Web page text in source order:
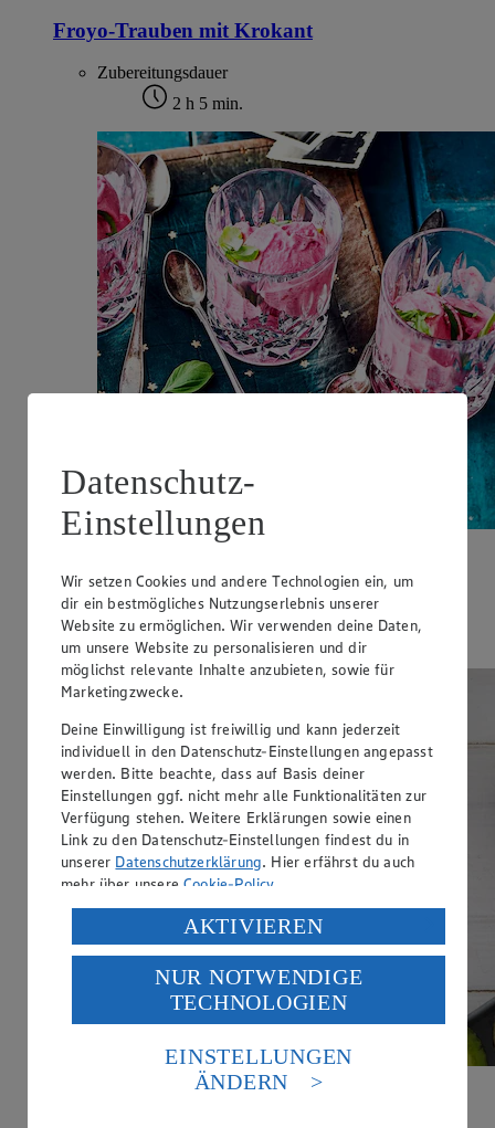
Froyo-Trauben mit Krokant
Zubereitungsdauer
2 h 5 min.
Zubereitungsdauer
10 min.
Datenschutz-
Einstellungen
Wir setzen Cookies und andere Technologien ein, um
dir ein bestmögliches Nutzungserlebnis unserer
Website zu ermöglichen. Wir verwenden deine Daten,
um unsere Website zu personalisieren und dir
möglichst relevante Inhalte anzubieten, sowie für
Marketingzwecke.
Deine Einwilligung ist freiwillig und kann jederzeit
individuell in den Datenschutz-Einstellungen angepasst
werden. Bitte beachte, dass auf Basis deiner
Einstellungen ggf. nicht mehr alle Funktionalitäten zur
Verfügung stehen. Weitere Erklärungen sowie einen
Link zu den Datenschutz-Einstellungen findest du in
unserer Datenschutzerklärung. Hier erfährst du auch
mehr über unsereCookie-Policy.
Verarbeitung deiner personenbezogenen Daten in den
USA durch Facebook und YouTube:
Wenn du auf „Aktivieren“ klickst, willigst du im Sinne
des Art. 49 Abs. 1 Satz 1 lit. a) DSGVO ein, dass deine
Daten in den USA verarbeitet werden. Der EuGH sieht
die USA als Land mit einem nach europäischen
Standards nicht angemessenen Datenschutzniveau an.
Es besteht das Risiko eines Zugriffs durch US-
AKTIVIEREN
NUR NOTWENDIGE
TECHNOLOGIEN
EINSTELLUNGEN
ÄNDERN